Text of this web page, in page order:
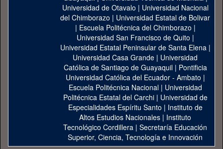
Universidad de Otavalo | Universidad Nacional
del Chimborazo | Universidad Estatal de Bolivar
| Escuela Politécnica del Chimborazo |
Universidad San Francisco de Quito |
Universidad Estatal Peninsular de Santa Elena|
Universidad Casa Grande | Universidad
Católica de Santiago de Guayaquil| Pontificia
Universidad Católica del Ecuador - Ambato |
Escuela Politécnica Nacional| Universidad
Politécnica Estatal del Carchi| Universidad de
Especialidades Espíritu Santo | Instituto de
Altos Estudios Nacionales | Instituto
Tecnológico Cordillera | Secretaría Educación
Superior, Ciencia, Tecnología e Innovación